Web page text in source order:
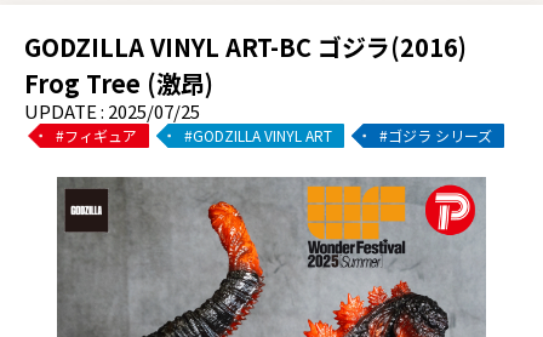
GODZILLA VINYL ART-BC ゴジラ(2016)
Frog Tree (激昂)
UPDATE : 2025/07/25
フィギュア GODZILLA VINYL ART ゴジラ シリーズ